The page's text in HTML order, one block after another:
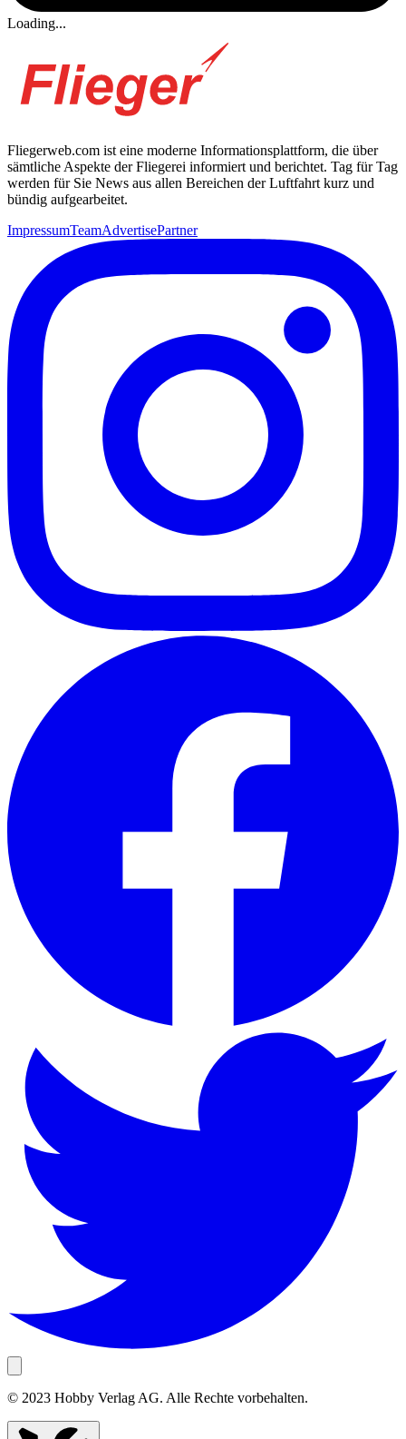
Loading...
Fliegerweb.com ist eine moderne Informationsplattform, die über
sämtliche Aspekte der Fliegerei informiert und berichtet. Tag für Tag
werden für Sie News aus allen Bereichen der Luftfahrt kurz und
bündig aufgearbeitet.
ImpressumTeamAdvertisePartner
© 2023 Hobby Verlag AG. Alle Rechte vorbehalten.